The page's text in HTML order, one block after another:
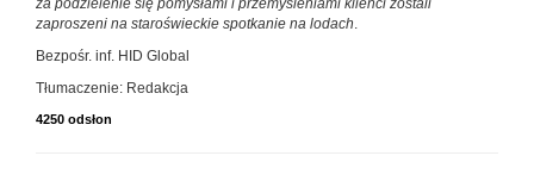
za podzielenie się pomysłami i przemyśleniami klienci zostali
zaproszeni na staroświeckie spotkanie na lodach.
Bezpośr. inf. HID Global
Tłumaczenie: Redakcja
4250 odsłon